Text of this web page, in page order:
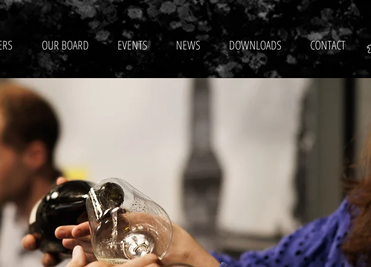
OUR BOARD EVENTS NEWS DOWNLOADS CONTACT